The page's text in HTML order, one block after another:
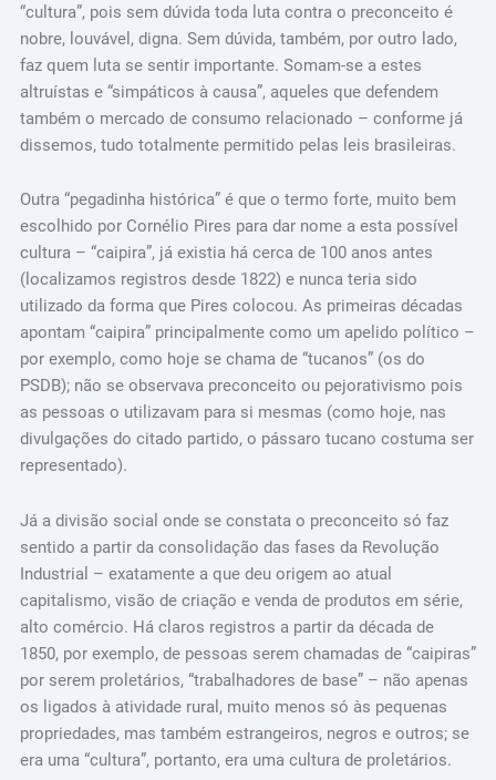
“cultura”, pois sem dúvida toda luta contra o preconceito é
nobre, louvável, digna. Sem dúvida, também, por outro lado,
faz quem luta se sentir importante. Somam-se a estes
altruístas e “simpáticos à causa”, aqueles que defendem
também o mercado de consumo relacionado – conforme já
dissemos, tudo totalmente permitido pelas leis brasileiras.
Outra “pegadinha histórica” é que o termo forte, muito bem
escolhido por Cornélio Pires para dar nome a esta possível
cultura – “caipira”, já existia há cerca de 100 anos antes
(localizamos registros desde 1822) e nunca teria sido
utilizado da forma que Pires colocou. As primeiras décadas
apontam “caipira” principalmente como um apelido político –
por exemplo, como hoje se chama de “tucanos” (os do
PSDB); não se observava preconceito ou pejorativismo pois
as pessoas o utilizavam para si mesmas (como hoje, nas
divulgações do citado partido, o pássaro tucano costuma ser
representado).
Já a divisão social onde se constata o preconceito só faz
sentido a partir da consolidação das fases da Revolução
Industrial – exatamente a que deu origem ao atual
capitalismo, visão de criação e venda de produtos em série,
alto comércio. Há claros registros a partir da década de
1850, por exemplo, de pessoas serem chamadas de “caipiras”
por serem proletários, “trabalhadores de base” – não apenas
os ligados à atividade rural, muito menos só às pequenas
propriedades, mas também estrangeiros, negros e outros; se
era uma “cultura”, portanto, era uma cultura de proletários.